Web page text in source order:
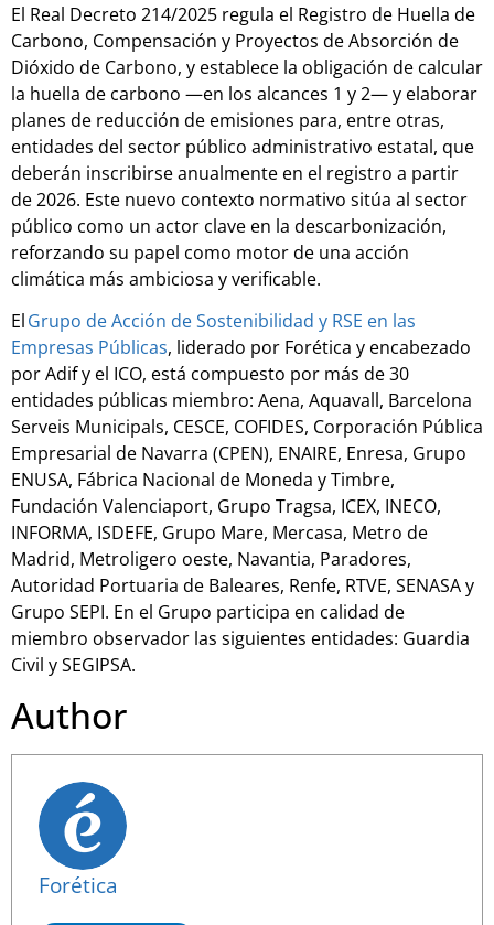
El Real Decreto 214/2025 regula el Registro de Huella de
Carbono, Compensación y Proyectos de Absorción de
Dióxido de Carbono, y establece la obligación de calcular
la huella de carbono —en los alcances 1 y 2— y elaborar
planes de reducción de emisiones para, entre otras,
entidades del sector público administrativo estatal, que
deberán inscribirse anualmente en el registro a partir
de 2026. Este nuevo contexto normativo sitúa al sector
público como un actor clave en la descarbonización,
reforzando su papel como motor de una acción
climática más ambiciosa y verificable.
ElGrupo de Acción de Sostenibilidad y RSE en las
Empresas Públicas, liderado por Forética y encabezado
por Adif y el ICO, está compuesto por más de 30
entidades públicas miembro: Aena, Aquavall, Barcelona
Serveis Municipals, CESCE, COFIDES, Corporación Pública
Empresarial de Navarra (CPEN), ENAIRE, Enresa, Grupo
ENUSA, Fábrica Nacional de Moneda y Timbre,
Fundación Valenciaport, Grupo Tragsa, ICEX, INECO,
INFORMA, ISDEFE, Grupo Mare, Mercasa, Metro de
Madrid, Metroligero oeste, Navantia, Paradores,
Autoridad Portuaria de Baleares, Renfe, RTVE, SENASA y
Grupo SEPI. En el Grupo participa en calidad de
miembro observador las siguientes entidades: Guardia
Civil y SEGIPSA.
Author
Forética